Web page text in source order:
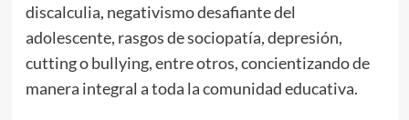
discalculia, negativismo desafiante del
adolescente, rasgos de sociopatía, depresión,
cutting o bullying, entre otros, concientizando de
manera integral a toda la comunidad educativa.